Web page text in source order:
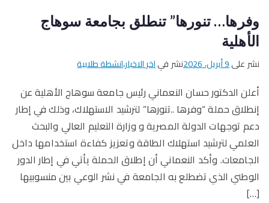
وفرها… تنورها” تنطلق بجامعة سوهاج
الأهلية
نشر على9 أبريل، 2026 نشر فياخر الاخبار،انشطة طلابية
أعلن الدكتور حسان النعماني رئيس جامعة سوهاج الأهلية عن
إنطلاق حملة “وفرها ..تنورها” لترشيد الاستهلاك، وذلك في إطار
دعم توجهات الدولة المصرية و وزارة التعليم العالي والبحث
العلمي لترشيد استهلاك الطاقة وتعزيز كفاءة استخدامها داخل
الجامعات. وأكد النعماني أن إطلاق الحملة يأتي في إطار الدور
الوطني الذي تضطلع به الجامعة في نشر الوعي بين منسوبيها
[…]